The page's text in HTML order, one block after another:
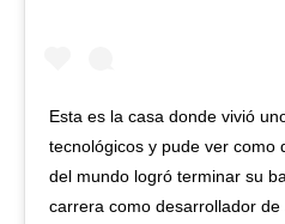
Esta es la casa donde vivió
tecnológicos y pude ver como
del mundo logró terminar su
carrera como desarrollador